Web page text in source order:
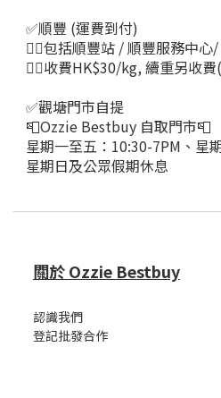
✅順豐 (運費到付)
👉🏻包括順豐站 / 順豐服務中
👉🏻收費HK$30/kg, 續重另收
✅觀塘門市自提
📮Ozzie Bestbuy 自取門市📮
星期一至五：10:30-7PM、星
星期日及公眾假期休息
關於 Ozzie Bestbuy
認識我們
登記批發合作